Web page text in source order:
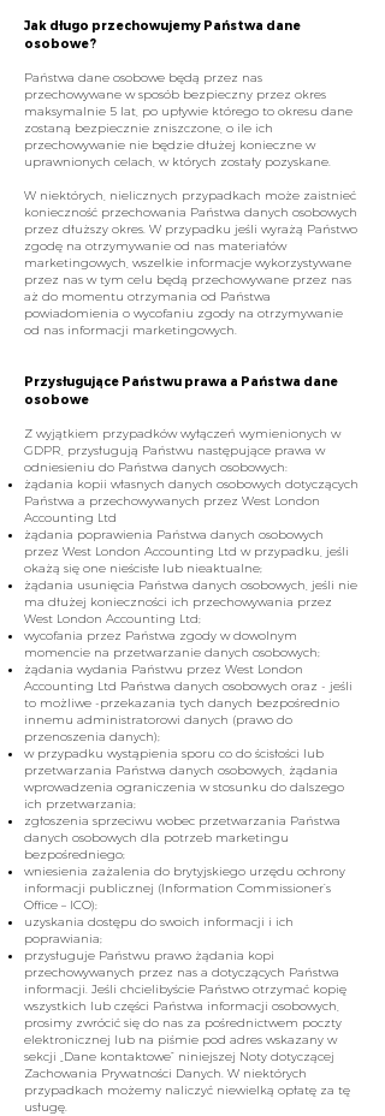
Jak długo przechowujemy Państwa dane
osobowe?
Państwa dane osobowe będą przez nas
przechowywane w sposób bezpieczny przez okres
maksymalnie 5 lat, po upływie którego to okresu dane
zostaną bezpiecznie zniszczone, o ile ich
przechowywanie nie będzie dłużej konieczne w
uprawnionych celach, w których zostały pozyskane.
W niektórych, nielicznych przypadkach może zaistnieć
konieczność przechowania Państwa danych osobowych
przez dłuższy okres. W przypadku jeśli wyrażą Państwo
zgodę na otrzymywanie od nas materiałów
marketingowych, wszelkie informacje wykorzystywane
przez nas w tym celu będą przechowywane przez nas
aż do momentu otrzymania od Państwa
powiadomienia o wycofaniu zgody na otrzymywanie
od nas informacji marketingowych.
Przysługujące Państwu prawa a Państwa dane
osobowe
Z wyjątkiem przypadków wyłączeń wymienionych w
GDPR, przysługują Państwu następujące prawa w
odniesieniu do Państwa danych osobowych:
żądania kopii własnych danych osobowych dotyczących
Państwa a przechowywanych przez West London
Accounting Ltd
żądania poprawienia Państwa danych osobowych
przez West London Accounting Ltd w przypadku, jeśli
okażą się one nieścisłe lub nieaktualne;
żądania usunięcia Państwa danych osobowych, jeśli nie
ma dłużej konieczności ich przechowywania przez
West London Accounting Ltd;
wycofania przez Państwa zgody w dowolnym
momencie na przetwarzanie danych osobowych;
żądania wydania Państwu przez West London
Accounting Ltd Państwa danych osobowych oraz - jeśli
to możliwe -przekazania tych danych bezpośrednio
innemu administratorowi danych (prawo do
przenoszenia danych);
w przypadku wystąpienia sporu co do ścisłości lub
przetwarzania Państwa danych osobowych, żądania
wprowadzenia ograniczenia w stosunku do dalszego
ich przetwarzania;
zgłoszenia sprzeciwu wobec przetwarzania Państwa
danych osobowych dla potrzeb marketingu
bezpośredniego;
wniesienia zażalenia do brytyjskiego urzędu ochrony
informacji publicznej (Information Commissioner’s
Office – ICO);
uzyskania dostępu do swoich informacji i ich
poprawiania;
przysługuje Państwu prawo żądania kopi
przechowywanych przez nas a dotyczących Państwa
informacji. Jeśli chcielibyście Państwo otrzymać kopię
wszystkich lub części Państwa informacji osobowych,
prosimy zwrócić się do nas za pośrednictwem poczty
elektronicznej lub na piśmie pod adres wskazany w
sekcji „Dane kontaktowe” niniejszej Noty dotyczącej
Zachowania Prywatności Danych. W niektórych
przypadkach możemy naliczyć niewielką opłatę za tę
usługę.